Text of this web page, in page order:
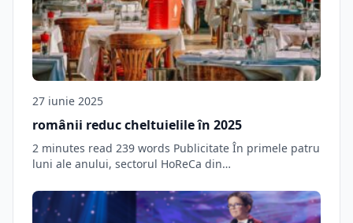
27 iunie 2025
românii reduc cheltuielile în 2025
2 minutes read 239 words Publicitate În primele patru
luni ale anului, sectorul HoReCa din…